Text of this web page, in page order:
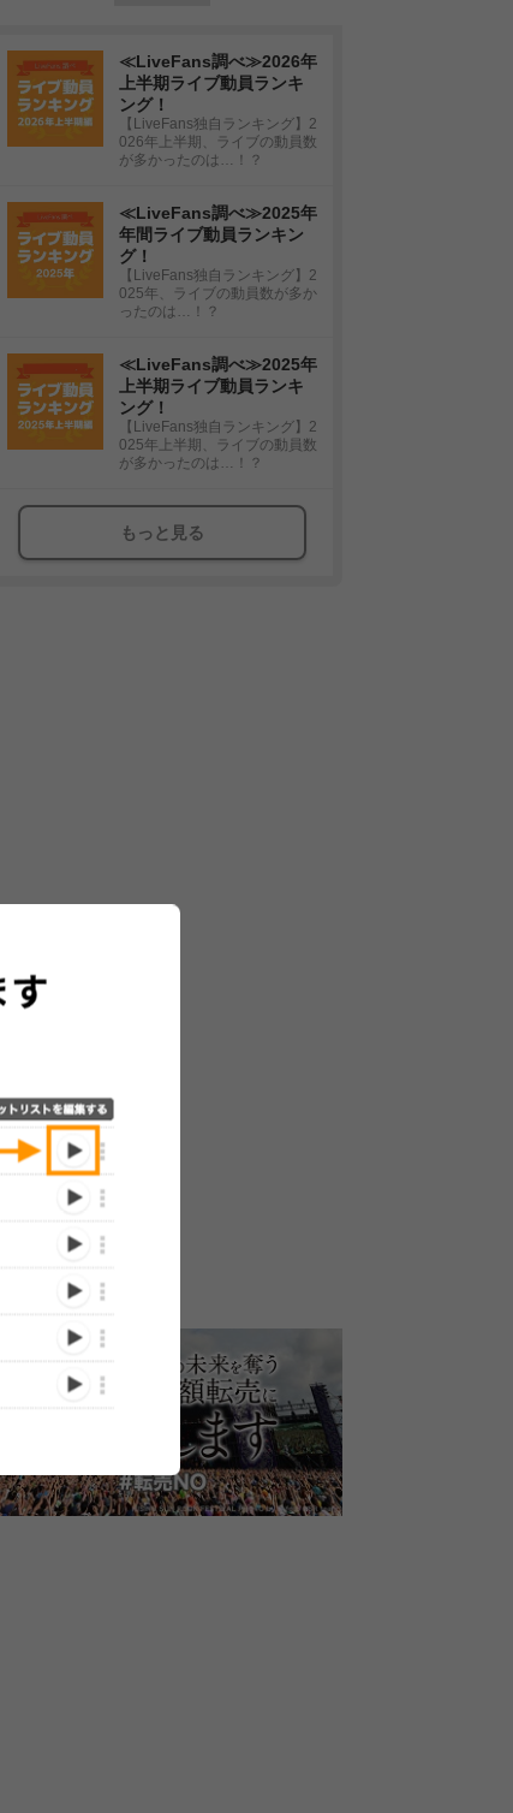
≪LiveFans調べ≫2026年
上半期ライブ動員ランキ
ング！
【LiveFans独自ランキング】2
026年上半期、ライブの動員数
が多かったのは…！？
≪LiveFans調べ≫2025年
年間ライブ動員ランキン
グ！
【LiveFans独自ランキング】2
025年、ライブの動員数が多か
ったのは…！？
≪LiveFans調べ≫2025年
上半期ライブ動員ランキ
ング！
【LiveFans独自ランキング】2
025年上半期、ライブの動員数
が多かったのは…！？
もっと見る